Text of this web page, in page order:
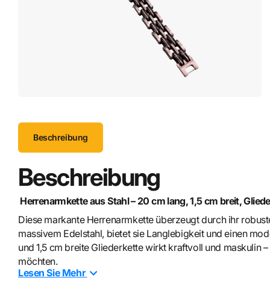
Beschreibung
Beschreibung
Herrenarmkette aus Stahl – 20 cm lang, 1,5 cm breit,
Diese markante Herrenarmkette überzeugt durch ihr
massivem Edelstahl, bietet sie Langlebigkeit und einen
und 1,5 cm breite Gliederkette wirkt kraftvoll und maskulin
möchten.
Lesen Sie Mehr